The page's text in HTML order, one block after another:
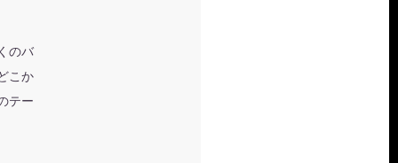
のバ
こか
テー